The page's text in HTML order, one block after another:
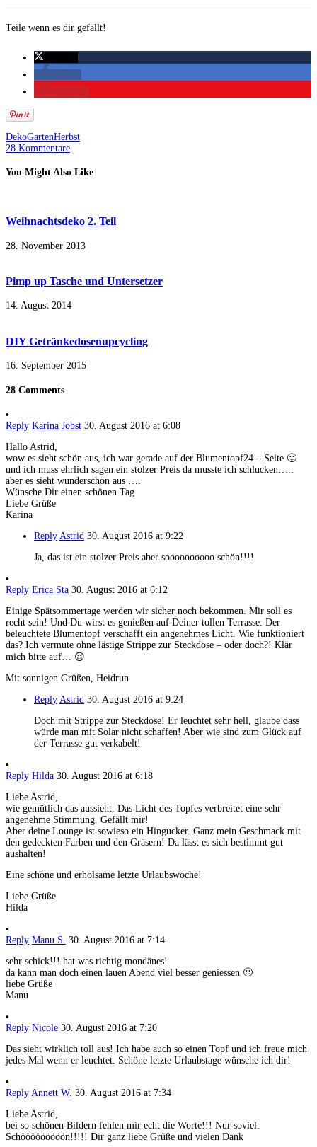
Teile wenn es dir gefällt!
DekoGartenHerbst
28 Kommentare
You Might Also Like
Weihnachtsdeko 2. Teil
28. November 2013
Pimp up Tasche und Untersetzer
14. August 2014
DIY Getränkedosenupcycling
16. September 2015
28 Comments
Reply Karina Jobst 30. August 2016 at 6:08
Hallo Astrid,
wow es sieht schön aus, ich war gerade auf der Blumentopf24 – Seite 🙂
und ich muss ehrlich sagen ein stolzer Preis da musste ich schlucken…..
aber es sieht wunderschön aus ….
Wünsche Dir einen schönen Tag
Liebe Grüße
Karina
Reply Astrid 30. August 2016 at 9:22
Ja, das ist ein stolzer Preis aber soooooooooo schön!!!!
Reply Erica Sta 30. August 2016 at 6:12
Einige Spätsommertage werden wir sicher noch bekommen. Mir soll es
recht sein! Und Du wirst es genießen auf Deiner tollen Terrasse. Der
beleuchtete Blumentopf verschafft ein angenehmes Licht. Wie funktioniert
das? Ich vermute ohne lästige Strippe zur Steckdose – oder doch?! Klär
mich bitte auf… 😉
Mit sonnigen Grüßen, Heidrun
Reply Astrid 30. August 2016 at 9:24
Doch mit Strippe zur Steckdose! Er leuchtet sehr hell, glaube dass
würde man mit Solar nicht schaffen! Aber wie sind zum Glück auf
der Terrasse gut verkabelt!
Reply Hilda 30. August 2016 at 6:18
Liebe Astrid,
wie gemütlich das aussieht. Das Licht des Topfes verbreitet eine sehr
angenehme Stimmung. Gefällt mir!
Aber deine Lounge ist sowieso ein Hingucker. Ganz mein Geschmack mit
den gedeckten Farben und den Gräsern! Da lässt es sich bestimmt gut
aushalten!
Eine schöne und erholsame letzte Urlaubswoche!
Liebe Grüße
Hilda
Reply Manu S. 30. August 2016 at 7:14
sehr schick!!! hat was richtig mondänes!
da kann man doch einen lauen Abend viel besser geniessen 🙂
liebe Grüße
Manu
Reply Nicole 30. August 2016 at 7:20
Das sieht wirklich toll aus! Ich habe auch so einen Topf und ich freue mich
jedes Mal wenn er leuchtet. Schöne letzte Urlaubstage wünsche ich dir!
Reply Annett W. 30. August 2016 at 7:34
Liebe Astrid,
bei so schönen Bildern fehlen mir echt die Worte!!! Nur soviel:
Schööööööööön!!!!! Dir ganz liebe Grüße und vielen Dank